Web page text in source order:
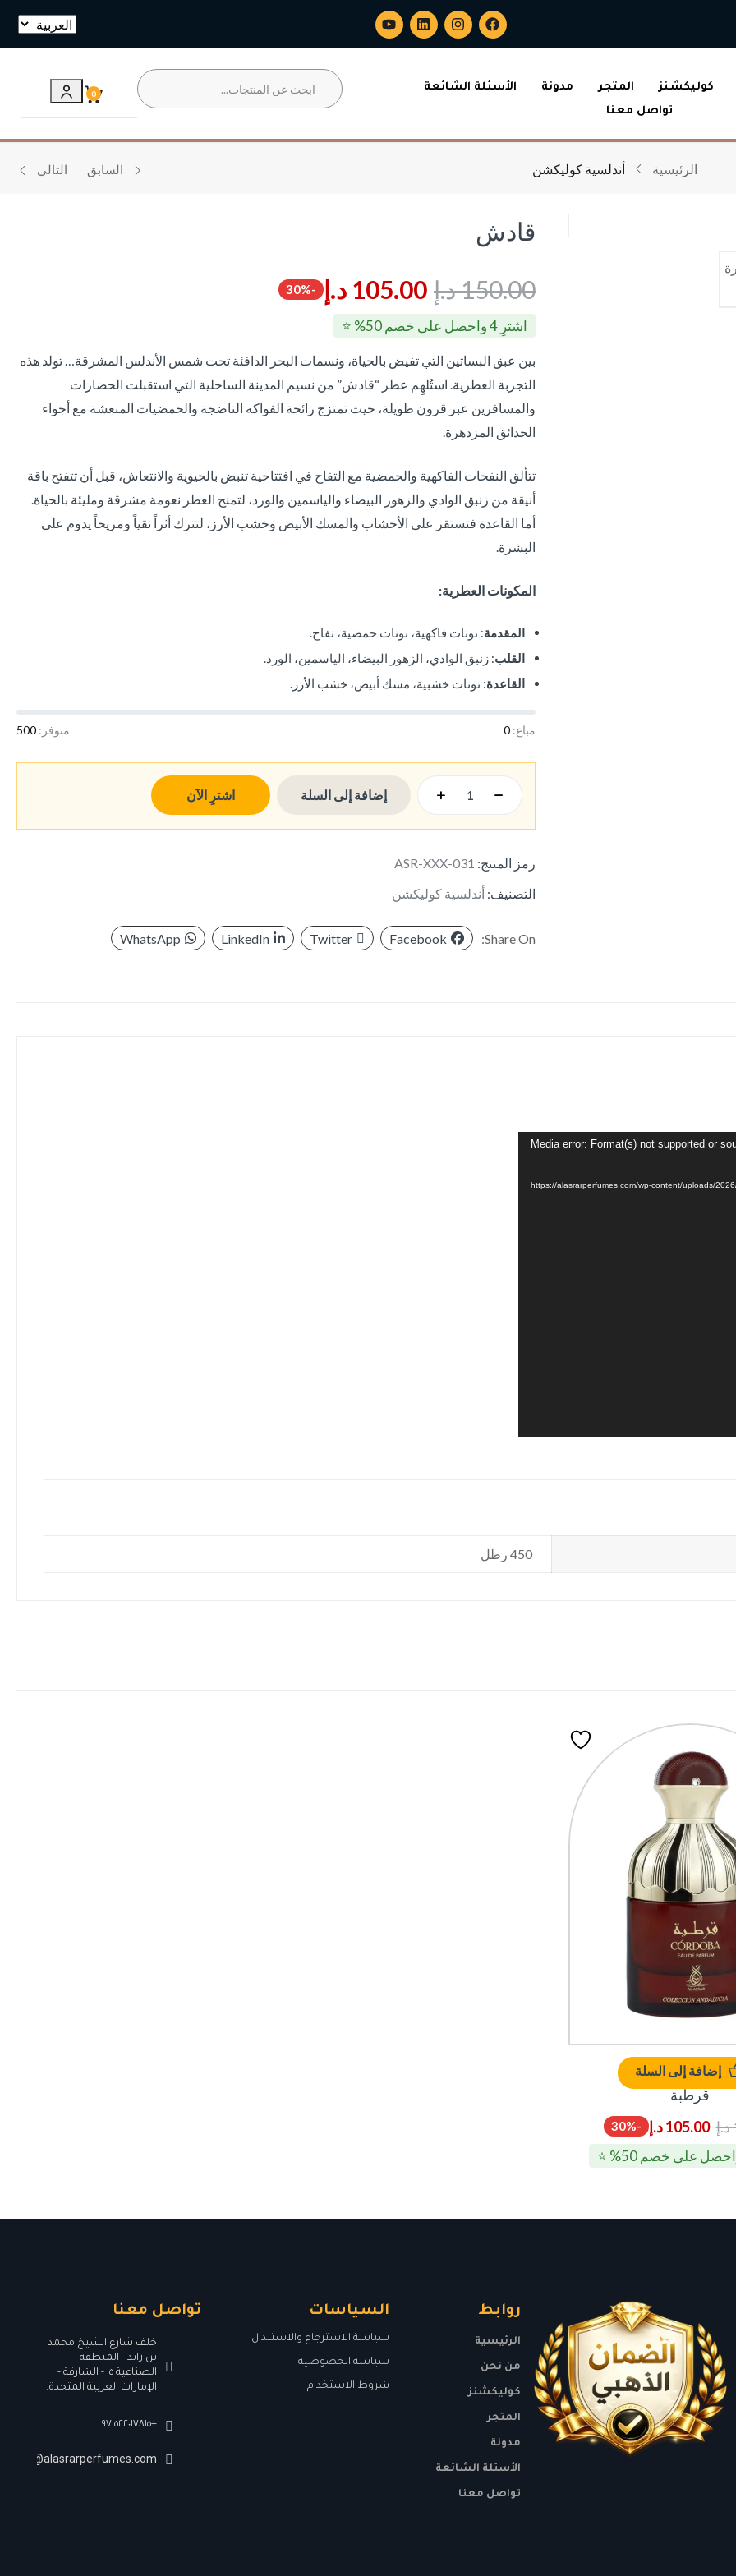
كوليكشنز المتجر مدونة
الأسئلة الشائعة
تواصل معنا
0
الرئيسية أندلسية كوليكشن السابق التالي
قادش
150.00د.إ 105.00 د.إ -30%
اشترِ 4 واحصل على خصم 50% ⭐
بين عبق البساتين التي تفيض بالحياة، ونسمات البحر الدافئة تحت شمس الأندلس المشرقة… تولد هذه
التجربة العطرية. استُلهِم عطر “قادش” من نسيم المدينة الساحلية التي استقبلت الحضارات
والمسافرين عبر قرون طويلة، حيث تمتزج رائحة الفواكه الناضجة والحمضيات المنعشة مع أجواء
الحدائق المزدهرة.
تتألق النفحات الفاكهية والحمضية مع التفاح في افتتاحية تنبض بالحيوية والانتعاش، قبل أن تتفتح باقة
أنيقة من زنبق الوادي والزهور البيضاء والياسمين والورد، لتمنح العطر نعومة مشرقة ومليئة بالحياة.
أما القاعدة فتستقر على الأخشاب والمسك الأبيض وخشب الأرز، لتترك أثراً نقياً ومريحاً يدوم على
البشرة.
المكونات العطرية:
المقدمة: نوتات فاكهية، نوتات حمضية، تفاح.
القلب: زنبق الوادي، الزهور البيضاء، الياسمين، الورد.
القاعدة: نوتات خشبية، مسك أبيض، خشب الأرز.
مباع: 0 متوفر: 500
إضافة إلى السلة اشترِ الآن
رمز المنتج: ASR-XXX-031
التصنيف: أندلسية كوليكشن
Share On:
Facebook
Twitter
LinkedIn
WhatsApp
Media error: Format(s) not supported or
450 رطل
إضافة إلى السلة
قرطبة
د.إ 105.00 د.إ -30%
روابط
الرئيسية
من نحن
كوليكشنز
المتجر
مدونة
الأسئلة الشائعة
تواصل معنا
السياسات
سياسة الاسترجاع والاستبدال
سياسة الخصوصية
شروط الاستخدام
تواصل معنا
خلف شارع الشيخ محمد
بن زايد - المنطقة
الصناعية ١٥ - الشارقة -
الإمارات العربية المتحدة.
+٩٧١٥٢٢٠١٧٨١٥
Info@alasrarperfumes.com